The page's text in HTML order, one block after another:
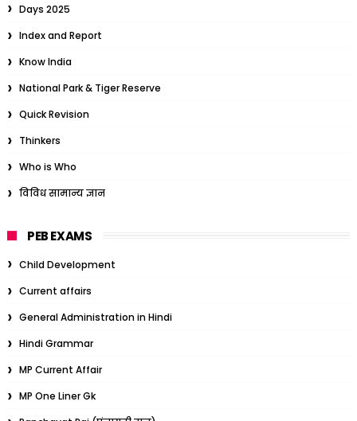
Days 2025
Index and Report
Know India
National Park & Tiger Reserve
Quick Revision
Thinkers
Who is Who
विविध सामान्य ज्ञान
PEB EXAMS
Child Development
Current affairs
General Administration in Hindi
Hindi Grammar
MP Current Affair
MP One Liner Gk